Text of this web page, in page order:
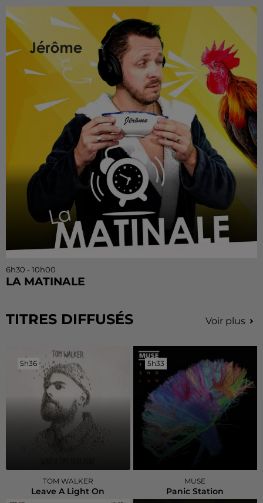
6h30 - 10h00
LA MATINALE
TITRES DIFFUSÉS Voir plus
5h36
5h36
TOM WALKER
Leave A Light On
5h33
5h33
MUSE
Panic Station